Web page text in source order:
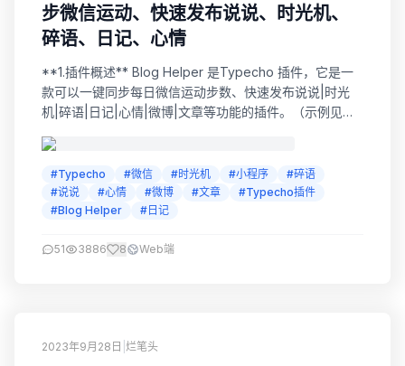
步微信运动、快速发布说说、时光机、
碎语、日记、心情
**1.插件概述** Blog Helper 是Typecho 插件，它是一
款可以一键同步每日微信运动步数、快速发布说说|时光
机|碎语|日记|心情|微博|文章等功能的插件。（示例见右
这个功能，我几年前就参考过其他博友的文章，也捣鼓过
很多种玩法及方式，文章就发布过三篇（可查看下面历史
文章）。后期基本一直就是用公众号发布文章。 然后去年
开始，...
#Typecho #微信 #时光机 #小程序
#碎语
#说说
#心情 #微博 #文章
#Typecho插件
#Blog Helper
#日记
51 3886 8 Web端
2023年9月28日 烂笔头